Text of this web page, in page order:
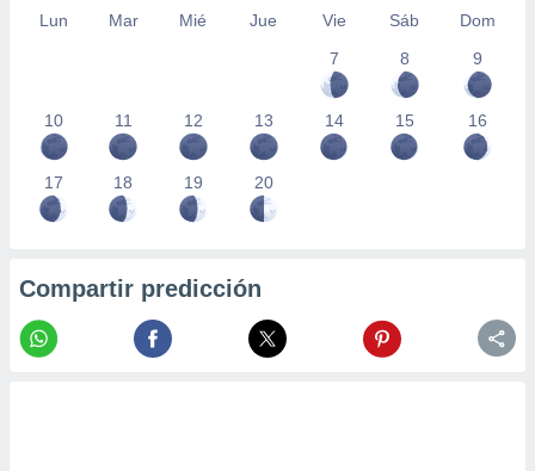
Lun Mar Mié Jue Vie Sáb
Dom
7
8 9
10 11 12 13 14 15 16
17 18 19 20
Compartir predicción